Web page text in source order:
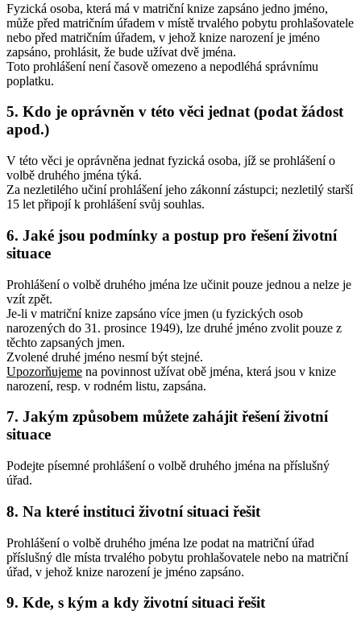
Fyzická osoba, která má v matriční knize zapsáno jedno jméno,
může před matričním úřadem v místě trvalého pobytu prohlašovatele
nebo před matričním úřadem, v jehož knize narození je jméno
zapsáno, prohlásit, že bude užívat dvě jména.
Toto prohlášení není časově omezeno a nepodléhá správnímu
poplatku.
5. Kdo je oprávněn v této věci jednat (podat žádost
apod.)
V této věci je oprávněna jednat fyzická osoba, jíž se prohlášení o
volbě druhého jména týká.
Za nezletilého učiní prohlášení jeho zákonní zástupci; nezletilý starší
15 let připojí k prohlášení svůj souhlas.
6. Jaké jsou podmínky a postup pro řešení životní
situace
Prohlášení o volbě druhého jména lze učinit pouze jednou a nelze je
vzít zpět.
Je-li v matriční knize zapsáno více jmen (u fyzických osob
narozených do 31. prosince 1949), lze druhé jméno zvolit pouze z
těchto zapsaných jmen.
Zvolené druhé jméno nesmí být stejné.
Upozorňujeme na povinnost užívat obě jména, která jsou v knize
narození, resp. v rodném listu, zapsána.
7. Jakým způsobem můžete zahájit řešení životní
situace
Podejte písemné prohlášení o volbě druhého jména na příslušný
úřad.
8. Na které instituci životní situaci řešit
Prohlášení o volbě druhého jména lze podat na matriční úřad
příslušný dle místa trvalého pobytu prohlašovatele nebo na matriční
úřad, v jehož knize narození je jméno zapsáno.
9. Kde, s kým a kdy životní situaci řešit